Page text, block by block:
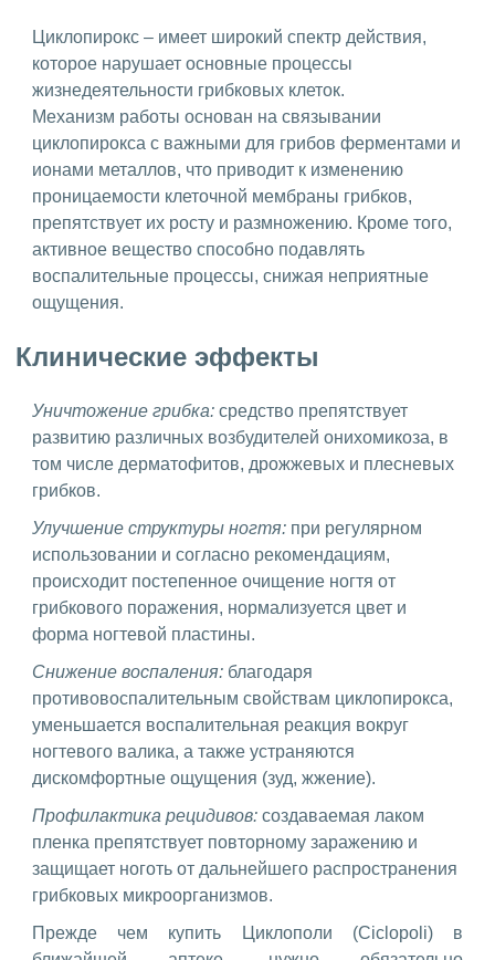
Циклопирокс – имеет широкий спектр действия,
которое нарушает основные процессы
жизнедеятельности грибковых клеток.
Механизм работы основан на связывании
циклопирокса с важными для грибов ферментами и
ионами металлов, что приводит к изменению
проницаемости клеточной мембраны грибков,
препятствует их росту и размножению. Кроме того,
активное вещество способно подавлять
воспалительные процессы, снижая неприятные
ощущения.
Клинические эффекты
Уничтожение грибка: средство препятствует
развитию различных возбудителей онихомикоза, в
том числе дерматофитов, дрожжевых и плесневых
грибков.
Улучшение структуры ногтя: при регулярном
использовании и согласно рекомендациям,
происходит постепенное очищение ногтя от
грибкового поражения, нормализуется цвет и
форма ногтевой пластины.
Снижение воспаления: благодаря
противовоспалительным свойствам циклопирокса,
уменьшается воспалительная реакция вокруг
ногтевого валика, а также устраняются
дискомфортные ощущения (зуд, жжение).
Профилактика рецидивов: создаваемая лаком
пленка препятствует повторному заражению и
защищает ноготь от дальнейшего распространения
грибковых микроорганизмов.
Прежде чем купить Циклополи (Сiclopoli) в